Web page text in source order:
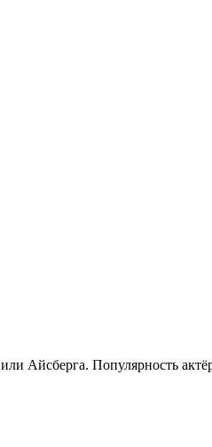
Айсберга. Популярность